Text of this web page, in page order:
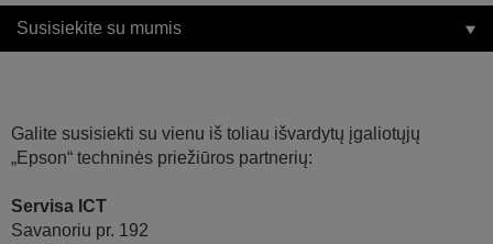
Susisiekite su mumis
Galite susisiekti su vienu iš toliau išvardytų įgaliotųjų
„Epson“ techninės priežiūros partnerių:
Servisa ICT
Savanoriu pr. 192